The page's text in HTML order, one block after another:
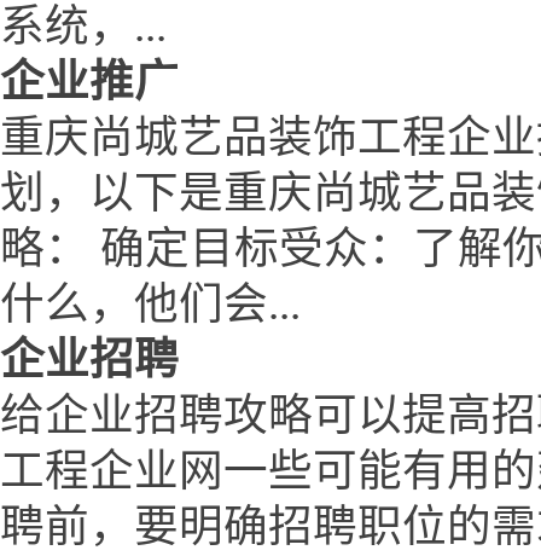
系统，...
企业推广
重庆尚城艺品装饰工程企
划，以下是重庆尚城艺品
略： 确定目标受众：了解
什么，他们会...
企业招聘
给企业招聘攻略可以提高
工程企业网一些可能有用
聘前，要明确招聘职位的